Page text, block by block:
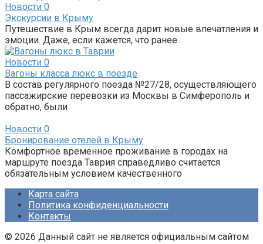
Новости 0
Экскурсии в Крыму
Путешествие в Крым всегда дарит новые впечатления и
эмоции. Даже, если кажется, что ранее
Новости 0
Вагоны класса люкс в поезде
В состав регулярного поезда №27/28, осуществляющего
пассажирские перевозки из Москвы в Симферополь и
обратно, были
Новости 0
Бронирование отелей в Крыму
Комфортное временное проживание в городах на
маршруте поезда Таврия справедливо считается
обязательным условием качественного
Карта сайта
Политика конфиденциальности
Контакты
© 2026 Данный сайт не является официальным сайтом